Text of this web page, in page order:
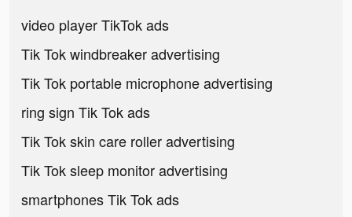
video player TikTok ads
Tik Tok windbreaker advertising
Tik Tok portable microphone advertising
ring sign Tik Tok ads
Tik Tok skin care roller advertising
Tik Tok sleep monitor advertising
smartphones Tik Tok ads